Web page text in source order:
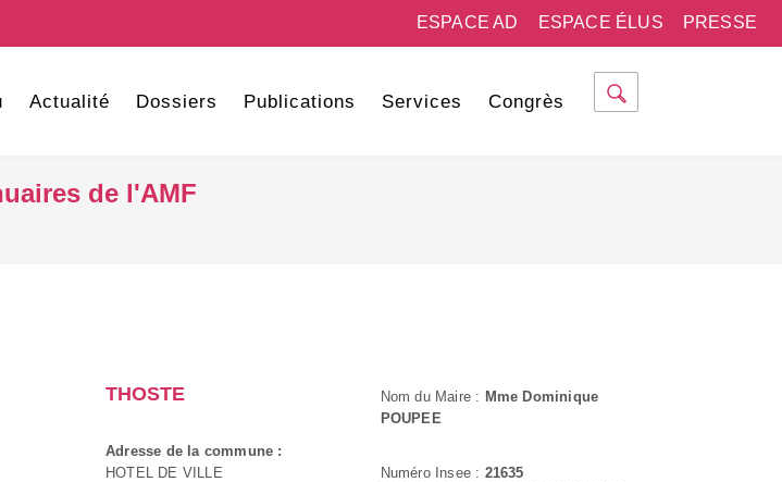
PRESSE
ESPACE ÉLUS
ESPACE AD
Actualité Dossiers Publications Services Congrès
de l'AMF
THOSTE
Adresse de la commune :
HOTEL DE VILLE
Nom du Maire : Mme Dominique
POUPEE
Numéro Insee : 21635